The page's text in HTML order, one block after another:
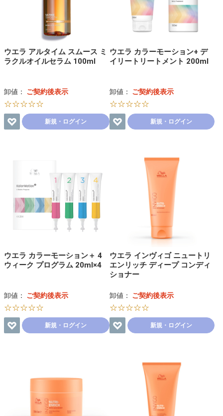
ウエラ アルタイム スムース ミ
ラクルオイルセラム 100ml
卸値： ご契約後表示
☆☆☆☆☆
新規・ログイン
ウエラ カラーモーション+ デ
イリートリートメント 200ml
卸値： ご契約後表示
☆☆☆☆☆
新規・ログイン
ウエラ カラーモーション＋ 4
ウィーク プログラム 20ml×4
卸値： ご契約後表示
☆☆☆☆☆
新規・ログイン
ウエラ インヴィゴ ニュートリ
エンリッチ ディープ コンディ
ショナー
卸値： ご契約後表示
☆☆☆☆☆
新規・ログイン